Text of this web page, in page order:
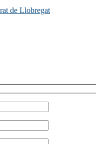
de Llobregat